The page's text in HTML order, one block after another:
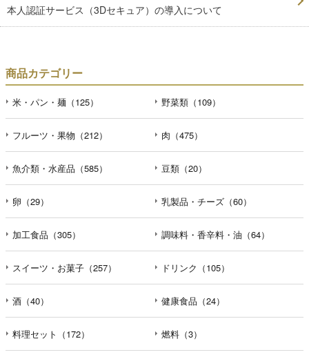
本人認証サービス（3Dセキュア）の導入について
商品カテゴリー
米・パン・麺（125） 野菜類（109）
フルーツ・果物（212） 肉（475）
魚介類・水産品（585） 豆類（20）
卵（29） 乳製品・チーズ（60）
加工食品（305） 調味料・香辛料・油（64）
スイーツ・お菓子（257） ドリンク（105）
酒（40） 健康食品（24）
料理セット（172） 燃料（3）